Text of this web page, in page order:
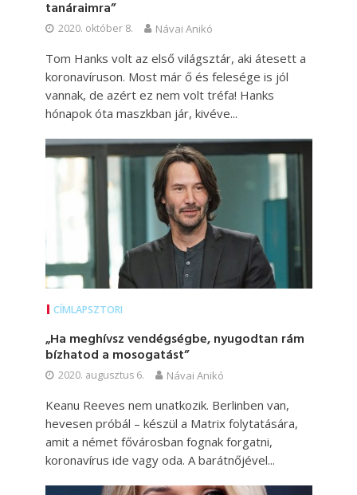
tanáraimra”
2020. október 8. Návai Anikó
Tom Hanks volt az első világsztár, aki átesett a
koronavíruson. Most már ő és felesége is jól
vannak, de azért ez nem volt tréfa! Hanks
hónapok óta maszkban jár, kivéve...
CÍMLAPSZTORI
„Ha meghívsz vendégségbe, nyugodtan rám
bízhatod a mosogatást”
2020. augusztus 6. Návai Anikó
Keanu Reeves nem unatkozik. Berlinben van,
hevesen próbál – készül a Matrix folytatására,
amit a német fővárosban fognak forgatni,
koronavírus ide vagy oda. A barátnőjével...